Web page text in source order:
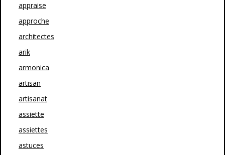
appraise
approche
architectes
arik
armonica
artisan
artisanat
assiette
assiettes
astuces